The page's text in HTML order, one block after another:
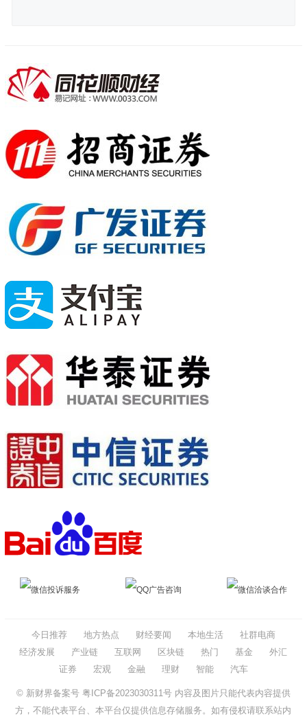
微信投诉服务 QQ广告咨询 微信洽谈合作
今日推荐 地方热点 财经要闻 本地生活
社群电商
经济发展
产业链 互联网 区块链 热门 基金
外汇
证券
宏观 金融 理财 智能 汽车
© 新财界备案号 粤ICP备2023030311号内容及图片只能代表内容提供
方，不能代表平台、本平台仅提供信息存储服务。如有侵权请联系站内